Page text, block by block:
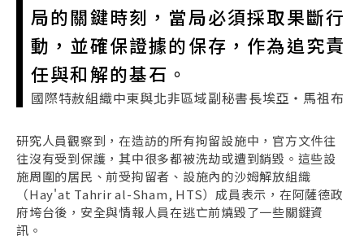
局的關鍵時刻，當局必須採取果斷行
動，並確保證據的保存，作為追究責
任與和解的基石。
國際特赦組織中東與北非區域副秘書長埃亞・馬祖布
研究人員觀察到，在造訪的所有拘留設施中，官方文件往
往沒有受到保護，其中很多都被洗劫或遭到銷毀。這些設
施周圍的居民、前受拘留者、設施內的沙姆解放組織
（Hay'at Tahrir al-Sham, HTS）成員表示，在阿薩德政
府垮台後，安全與情報人員在逃亡前燒毀了一些關鍵資
訊。